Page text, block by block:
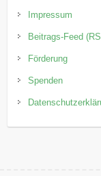
Impressum
Beitrags-Feed
Förderung
Spenden